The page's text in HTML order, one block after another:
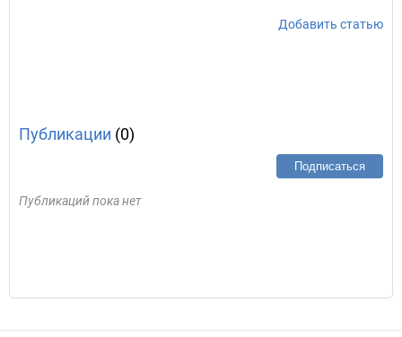
Добавить статью
Публикации (0)
Подписаться
Публикаций пока нет